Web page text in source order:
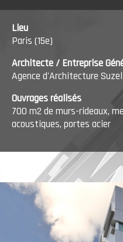
Lieu
Paris (15e)
Architecte / Entreprise
Agence d'Architecture
Ouvrages réalisés
700 m2 de murs-rideaux,
acoustiques, portes acier